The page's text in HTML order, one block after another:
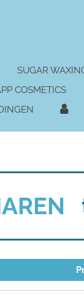
SUGAR
COSMETICS